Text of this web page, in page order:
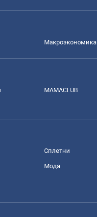
Mакроэкономика
MAMACLUB
Сплетни
Мода